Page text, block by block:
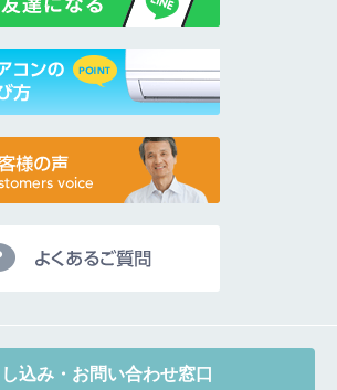
込み・お問い合わせ窓口
い)
送信する